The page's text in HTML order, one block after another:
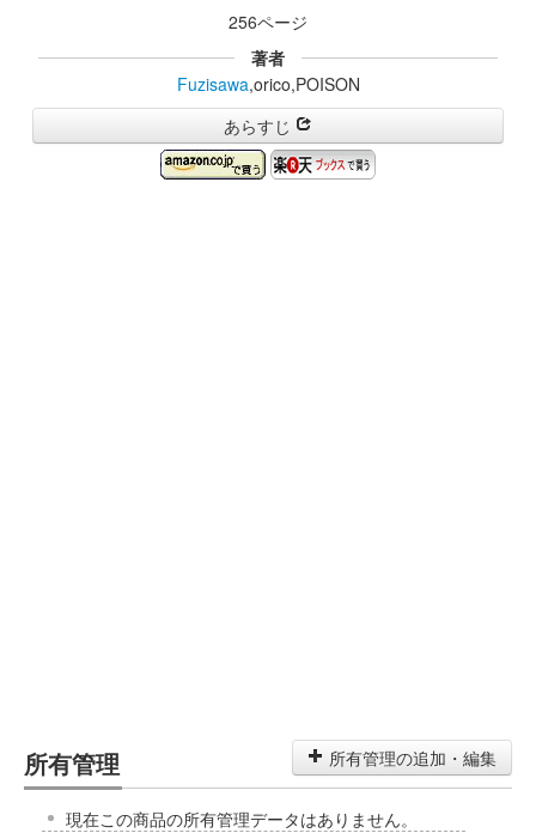
256ページ
著者
Fuzisawa,orico,POISON
あらすじ
所有管理 所有管理の追加・編集
現在この商品の所有管理データはありません。